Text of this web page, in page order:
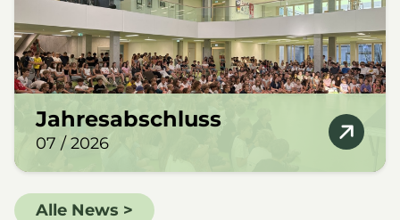
Jahresabschluss
07 / 2026
Alle News >